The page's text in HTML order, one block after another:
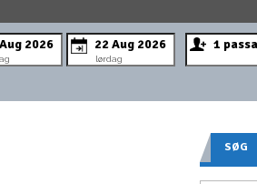
lørdag
SØG